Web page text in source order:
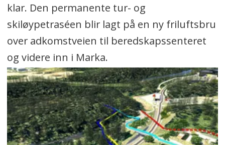
klar. Den permanente tur- og
skiløypetraséen blir lagt på en ny friluftsbru
over adkomstveien til beredskapssenteret
og videre inn i Marka.